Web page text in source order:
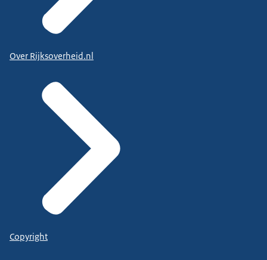
Over Rijksoverheid.nl
Copyright